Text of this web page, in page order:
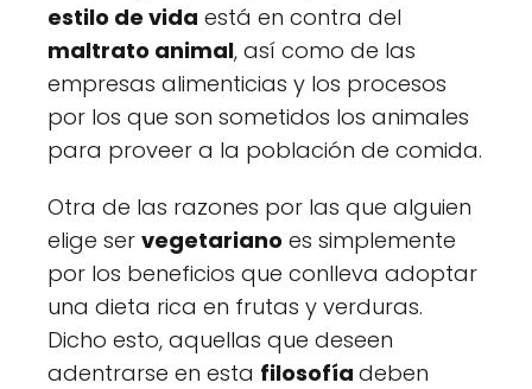
estilo de vida está en contra del
maltrato animal, así como de las
empresas alimenticias y los procesos
por los que son sometidos los animales
para proveer a la población de comida.
Otra de las razones por las que alguien
elige ser vegetariano es simplemente
por los beneficios que conlleva adoptar
una dieta rica en frutas y verduras.
Dicho esto, aquellas que deseen
adentrarse en esta filosofía deben